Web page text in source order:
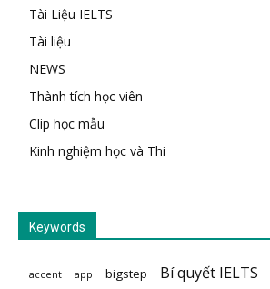
Tài Liệu IELTS
Tài liệu
NEWS
Thành tích học viên
Clip học mẫu
Kinh nghiệm học và Thi
Keywords
accent app bigstep Bí quyết IELTS